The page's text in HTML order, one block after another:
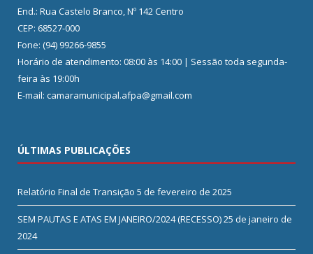
End.: Rua Castelo Branco, Nº 142 Centro
CEP: 68527-000
Fone: (94) 99266-9855
Horário de atendimento: 08:00 às 14:00 | Sessão toda segunda-
feira às 19:00h
E-mail: camaramunicipal.afpa@gmail.com
ÚLTIMAS PUBLICAÇÕES
Relatório Final de Transição 5 de fevereiro de 2025
SEM PAUTAS E ATAS EM JANEIRO/2024 (RECESSO)25 de janeiro de
2024